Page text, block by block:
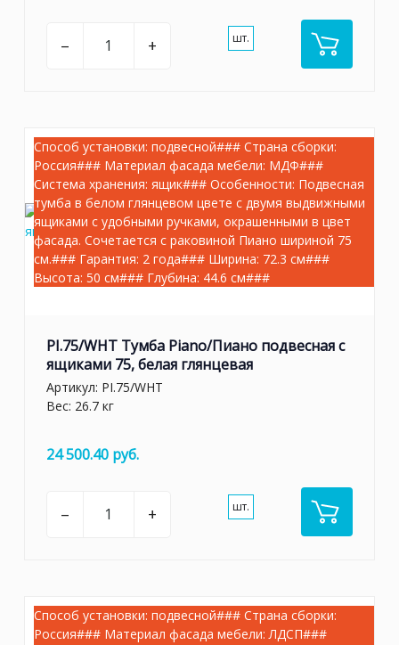
– + шт.
Способ установки: подвесной### Страна сборки:
Россия### Материал фасада мебели: МДФ###
Система хранения: ящик### Особенности: Подвесная
тумба в белом глянцевом цвете с двумя выдвижными
ящиками с удобными ручками, окрашенными в цвет
фасада. Сочетается с раковиной Пиано шириной 75
см.### Гарантия: 2 года### Ширина: 72.3 см###
Высота: 50 см### Глубина: 44.6 см###
PI.75/WHT Тумба Piano/Пиано подвесная с
ящиками 75, белая глянцевая
Артикул: PI.75/WHT
Вес: 26.7 кг
24 500.40 руб.
– + шт.
Способ установки: подвесной### Страна сборки:
Россия### Материал фасада мебели: ЛДСП###